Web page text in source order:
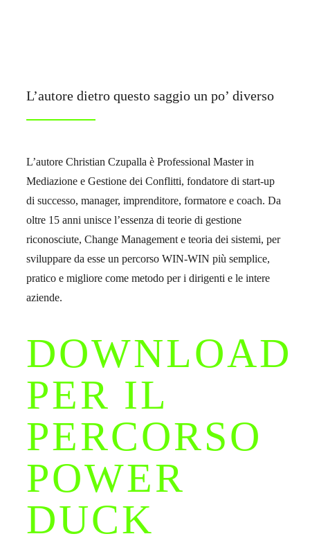
L’autore dietro questo saggio un po’ diverso
L’autore Christian Czupalla è Professional Master in
Mediazione e Gestione dei Conflitti, fondatore di start-up
di successo, manager, imprenditore, formatore e coach. Da
oltre 15 anni unisce l’essenza di teorie di gestione
riconosciute, Change Management e teoria dei sistemi, per
sviluppare da esse un percorso WIN-WIN più semplice,
pratico e migliore come metodo per i dirigenti e le intere
aziende.
DOWNLOAD
PER IL
PERCORSO
POWER
DUCK